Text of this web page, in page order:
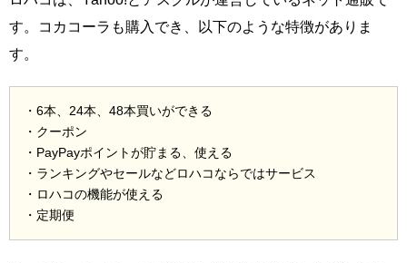
す。コカコーラも購入でき、以下のような特徴がありま
す。
・6本、24本、48本買いができる
・クーポン
・PayPayポイントが貯まる、使える
・ランキングやセールなどロハコならではサービス
・ロハコの機能が使える
・定期便